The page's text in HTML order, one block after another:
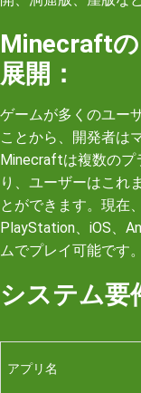
Minecraft
展開：
ゲームが多くのユー
ことから、開発者は
Minecraftは複数のプ
り、ユーザーはこれ
とができます。現在
PlayStation、iOS、
ムでプレイ可能です。
システム要
アプリ名